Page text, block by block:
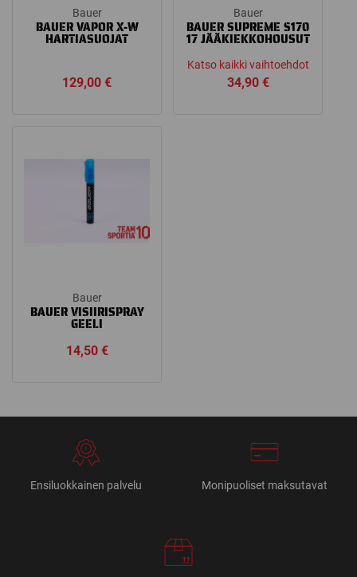
Bauer
BAUER VAPOR X-W
HARTIASUOJAT
129,00€
Bauer
BAUER SUPREME S170
17 JÄÄKIEKKOHOUSUT
Katso kaikki vaihtoehdot
34,90 €
Bauer
BAUER VISIIRISPRAY
GEELI
14,50 €
Ensiluokkainen palvelu Monipuoliset maksutavat